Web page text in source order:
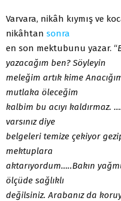
Varvara, nikâh kıymış ve
nikâhtan sonra
en son mektubunu yazar. “
yazacağım ben? Söyleyin
meleğim artık kime
mutlaka öleceğim
kalbim bu acıyı kaldırmaz.
varsınız diye
belgeleri temize çekiyor
mektuplara
aktarıyordum…..Bakın
ölçüde sağlıklı
değilsiniz. Arabanız da